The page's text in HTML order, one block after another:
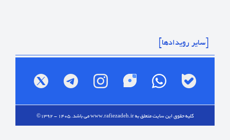
[سایر رویدادها]
کلیه حقوق این سایت متعلق بهwww.rafiezadeh.irمی باشد. 1405 - 1392©